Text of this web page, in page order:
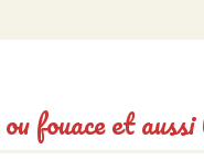
fouace et